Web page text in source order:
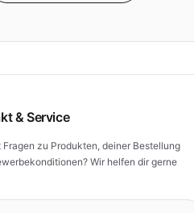
& Service
Fragen zu Produkten, deiner Bestellung
Wir helfen dir gerne